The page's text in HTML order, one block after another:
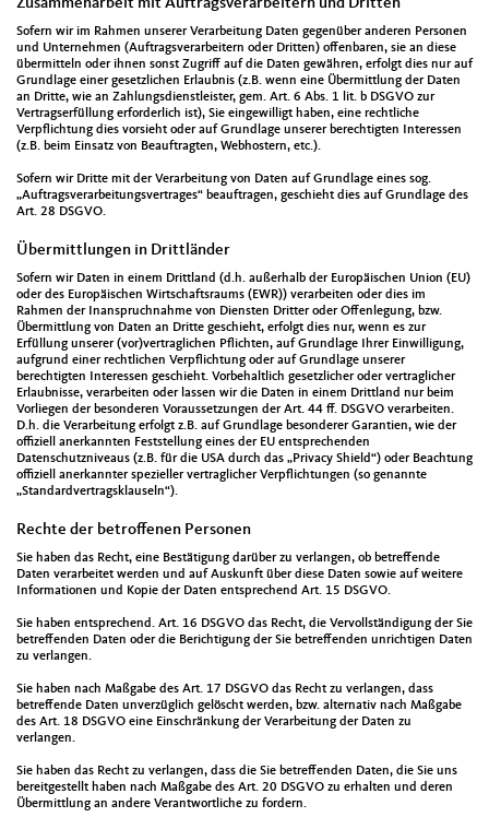
Zusammenarbeit mit Auftragsverarbeitern und Dritten
Sofern wir im Rahmen unserer Verarbeitung Daten gegenüber anderen Personen
und Unternehmen (Auftragsverarbeitern oder Dritten) offenbaren, sie an diese
übermitteln oder ihnen sonst Zugriff auf die Daten gewähren, erfolgt dies nur auf
Grundlage einer gesetzlichen Erlaubnis (z.B. wenn eine Übermittlung der Daten
an Dritte, wie an Zahlungsdienstleister, gem. Art. 6 Abs. 1 lit. b DSGVO zur
Vertragserfüllung erforderlich ist), Sie eingewilligt haben, eine rechtliche
Verpflichtung dies vorsieht oder auf Grundlage unserer berechtigten Interessen
(z.B. beim Einsatz von Beauftragten, Webhostern, etc.).
Sofern wir Dritte mit der Verarbeitung von Daten auf Grundlage eines sog.
„Auftragsverarbeitungsvertrages“ beauftragen, geschieht dies auf Grundlage des
Art. 28 DSGVO.
Übermittlungen in Drittländer
Sofern wir Daten in einem Drittland (d.h. außerhalb der Europäischen Union (EU)
oder des Europäischen Wirtschaftsraums (EWR)) verarbeiten oder dies im
Rahmen der Inanspruchnahme von Diensten Dritter oder Offenlegung, bzw.
Übermittlung von Daten an Dritte geschieht, erfolgt dies nur, wenn es zur
Erfüllung unserer (vor)vertraglichen Pflichten, auf Grundlage Ihrer Einwilligung,
aufgrund einer rechtlichen Verpflichtung oder auf Grundlage unserer
berechtigten Interessen geschieht. Vorbehaltlich gesetzlicher oder vertraglicher
Erlaubnisse, verarbeiten oder lassen wir die Daten in einem Drittland nur beim
Vorliegen der besonderen Voraussetzungen der Art. 44 ff. DSGVO verarbeiten.
D.h. die Verarbeitung erfolgt z.B. auf Grundlage besonderer Garantien, wie der
offiziell anerkannten Feststellung eines der EU entsprechenden
Datenschutzniveaus (z.B. für die USA durch das „Privacy Shield“) oder Beachtung
offiziell anerkannter spezieller vertraglicher Verpflichtungen (so genannte
„Standardvertragsklauseln“).
Rechte der betroffenen Personen
Sie haben das Recht, eine Bestätigung darüber zu verlangen, ob betreffende
Daten verarbeitet werden und auf Auskunft über diese Daten sowie auf weitere
Informationen und Kopie der Daten entsprechend Art. 15 DSGVO.
Sie haben entsprechend. Art. 16 DSGVO das Recht, die Vervollständigung der Sie
betreffenden Daten oder die Berichtigung der Sie betreffenden unrichtigen Daten
zu verlangen.
Sie haben nach Maßgabe des Art. 17 DSGVO das Recht zu verlangen, dass
betreffende Daten unverzüglich gelöscht werden, bzw. alternativ nach Maßgabe
des Art. 18 DSGVO eine Einschränkung der Verarbeitung der Daten zu
verlangen.
Sie haben das Recht zu verlangen, dass die Sie betreffenden Daten, die Sie uns
bereitgestellt haben nach Maßgabe des Art. 20 DSGVO zu erhalten und deren
Übermittlung an andere Verantwortliche zu fordern.